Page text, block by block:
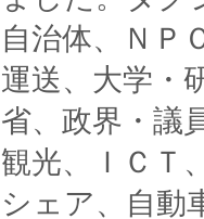
自治体、ＮＰ
運送、大学・
省、政界・議
観光、ＩＣＴ
シェア、自動